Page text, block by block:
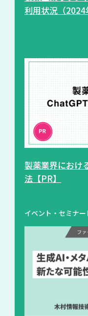
利用状況（2024
製薬業界におけ
法【PR】
イベント・セミナー